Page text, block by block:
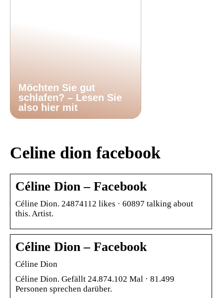
Möchten Sie gut
schlafen? – Lesen Sie
also hier mit
Celine dion facebook
Céline Dion – Facebook
Céline Dion. 24874112 likes · 60897 talking about
this. Artist.
Céline Dion – Facebook
Céline Dion
Céline Dion. Gefällt 24.874.102 Mal · 81.499
Personen sprechen darüber.